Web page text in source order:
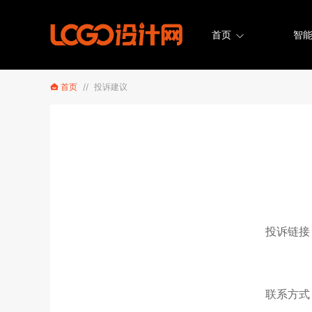
首页 智
首页 // 投诉建议
投诉链接
联系方式